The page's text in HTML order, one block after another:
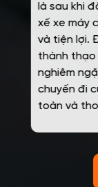
là sau khi
xế xe máy
và tiện lợi.
thành thạo
nghiêm
chuyến đi
toàn và